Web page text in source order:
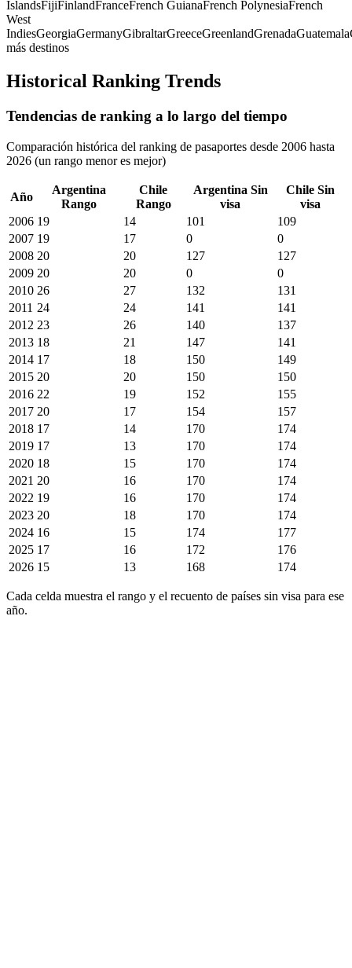
IslandsFijiFinlandFranceFrench GuianaFrench PolynesiaFrench
West
IndiesGeorgiaGermanyGibraltarGreeceGreenlandGrenadaGuatemala
más destinos
Historical Ranking Trends
Tendencias de ranking a lo largo del tiempo
Comparación histórica del ranking de pasaportes desde 2006 hasta
2026 (un rango menor es mejor)
Año
Argentina
Rango
Chile
Rango
Argentina Sin
visa
Chile Sin
visa
2006 19 14 101
109
2007 19 17 0
0
2008 20 20 127
127
2009 20 20 0
0
2010 26 27 132
131
2011 24 24 141
141
2012 23 26 140
137
2013 18 21 147
141
2014 17 18 150
149
2015 20 20 150
150
2016 22 19 152
155
2017 20 17 154
157
2018 17 14 170
174
2019 17 13 170
174
2020 18 15 170
174
2021 20 16 170
174
2022 19 16 170
174
2023 20 18 170
174
2024 16 15 174
177
2025 17 16 172
176
2026 15 13 168 174
Cada celda muestra el rango y el recuento de países sin visa para ese
año.